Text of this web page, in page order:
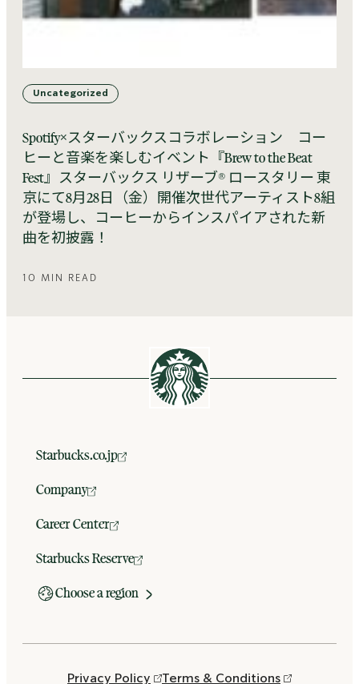
Uncategorized
Spotify×スターバックスコラボレーション コー
ヒーと音楽を楽しむイベント『Brew to the Beat
Fest』スターバックス リザーブ® ロースタリー 東
京にて8月28日（金）開催次世代アーティスト8組
が登場し、コーヒーからインスパイアされた新
曲を初披露！
10 MIN READ
Starbucks.co.jp
Company
Career Center
Starbucks Reserve
Choose a region
Privacy Policy Terms & Conditions